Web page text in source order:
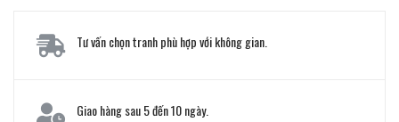
Tư vấn chọn tranh phù hợp với không gian.
Giao hàng sau 5 đến 10 ngày.